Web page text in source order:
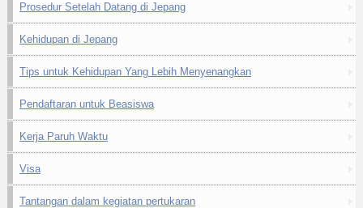
Prosedur Setelah Datang di Jepang
Kehidupan di Jepang
Tips untuk Kehidupan Yang Lebih Menyenangkan
Pendaftaran untuk Beasiswa
Kerja Paruh Waktu
Visa
Tantangan dalam kegiatan pertukaran